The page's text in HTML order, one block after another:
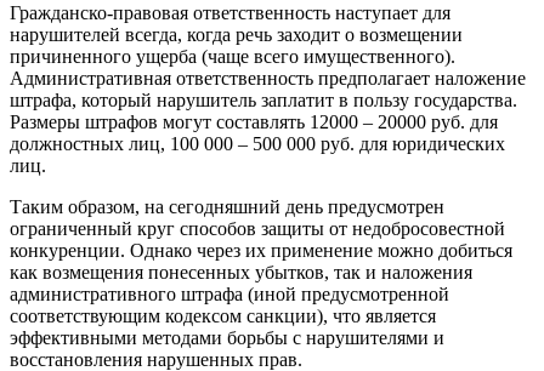
Гражданско-правовая ответственность наступает для
нарушителей всегда, когда речь заходит о возмещении
причиненного ущерба (чаще всего имущественного).
Административная ответственность предполагает наложение
штрафа, который нарушитель заплатит в пользу государства.
Размеры штрафов могут составлять 12000 – 20000 руб. для
должностных лиц, 100 000 – 500 000 руб. для юридических
лиц.
Таким образом, на сегодняшний день предусмотрен
ограниченный круг способов защиты от недобросовестной
конкуренции. Однако через их применение можно добиться
как возмещения понесенных убытков, так и наложения
административного штрафа (иной предусмотренной
соответствующим кодексом санкции), что является
эффективными методами борьбы с нарушителями и
восстановления нарушенных прав.